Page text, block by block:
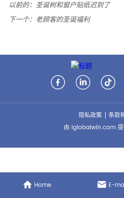
以前的： 圣诞树和窗户贴纸迟到了
下一个： 老顾客的圣诞福利
Home E-
隐私政策
条款
由 iglobalwin.com 提